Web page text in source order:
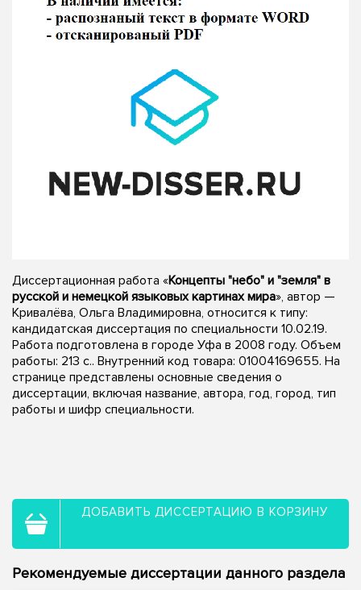
Диссертационная работа «Концепты "небо" и "земля" в
русской и немецкой языковых картинах мира», автор —
Кривалёва, Ольга Владимировна, относится к типу:
кандидатская диссертация по специальности 10.02.19.
Работа подготовлена в городе Уфа в 2008 году. Объем
работы: 213 с.. Внутренний код товара: 01004169655. На
странице представлены основные сведения о
диссертации, включая название, автора, год, город, тип
работы и шифр специальности.
ДОБАВИТЬ ДИССЕРТАЦИЮ В КОРЗИНУ
Рекомендуемые диссертации данного раздела